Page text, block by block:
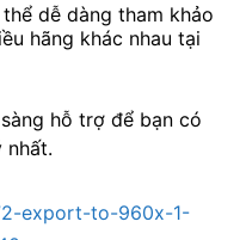
dễ dàng tham khảo
hãng khác nhau tại
hỗ trợ để bạn có
nhất.